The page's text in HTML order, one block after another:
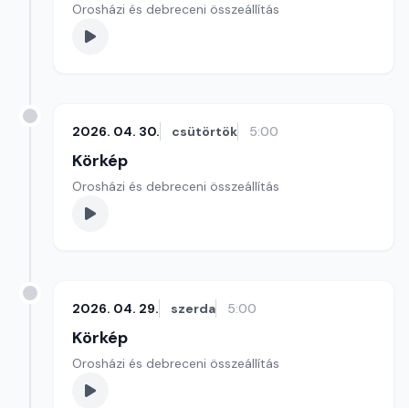
Orosházi és debreceni összeállítás
2026. 04. 30. csütörtök 5:00
Körkép
Orosházi és debreceni összeállítás
2026. 04. 29. szerda 5:00
Körkép
Orosházi és debreceni összeállítás